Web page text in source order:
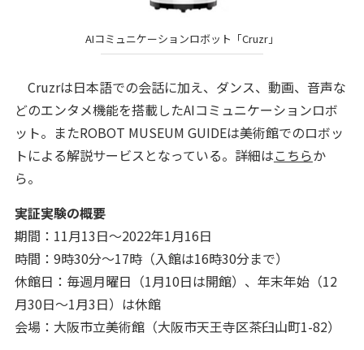
AIコミュニケーションロボット「Cruzr」
Cruzrは日本語での会話に加え、ダンス、動画、音声な
どのエンタメ機能を搭載したAIコミュニケーションロボ
ット。またROBOT MUSEUM GUIDEは美術館でのロボッ
トによる解説サービスとなっている。詳細はこちらか
ら。
実証実験の概要
期間：11月13日～2022年1月16日
時間：9時30分～17時（入館は16時30分まで）
休館日：毎週月曜日（1月10日は開館）、年末年始（12
月30日～1月3日）は休館
会場：大阪市立美術館（大阪市天王寺区茶臼山町1-82）